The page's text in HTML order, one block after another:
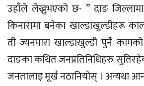
उहाँले लेख्नुभएको छ- ” दाङ
किनारामा बनेका खाल्डाखुल्डीहरू
ती ज्यनमारा खाल्डाखुल्डी पुर्ने
दाङका कथित जनप्रतिनिधिहरु
जनतालाइ मूर्ख नठानियोस् । अन्यथा